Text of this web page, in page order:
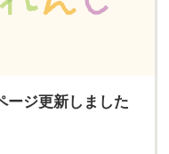
ージ更新しました